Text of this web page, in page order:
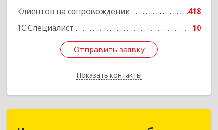
Клиентов на сопровождении
418
1С:Специалист
10
Отправить заявку
Показать контакты
Отправить заявку
Назад
Центр автоматизации бизнеса